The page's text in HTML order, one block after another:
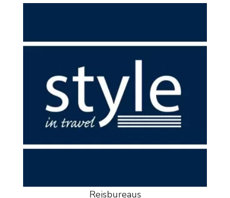
Reisbureaus